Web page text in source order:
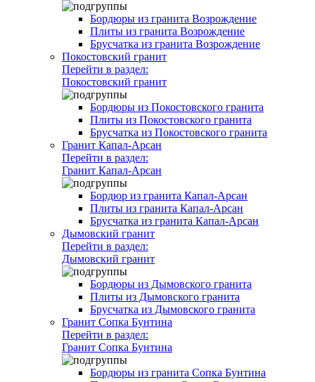
Бордюры из гранита Возрождение
Плиты из гранита Возрождение
Брусчатка из гранита Возрождение
Покостовский гранит
Перейти в раздел:
Покостовский гранит
Бордюры из Покостовского гранита
Плиты из Покостовского гранита
Брусчатка из Покостовского гранита
Гранит Капал-Арсан
Перейти в раздел:
Гранит Капал-Арсан
Бордюр из гранита Капал-Арсан
Плиты из гранита Капал-Арсан
Брусчатка из гранита Капал-Арсан
Дымовский гранит
Перейти в раздел:
Дымовский гранит
Бордюры из Дымовского гранита
Плиты из Дымовского гранита
Брусчатка из Дымовского гранита
Гранит Сопка Бунтина
Перейти в раздел:
Гранит Сопка Бунтина
Бордюры из гранита Сопка Бунтина